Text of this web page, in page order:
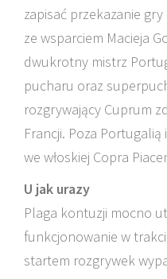
zapisać przekazanie
ze wsparciem Macieja
dwukrotny mistrz
pucharu oraz
rozgrywający Cuprum
Francji. Poza Portugalią
we włoskiej Copra
U jak urazy
Plaga kontuzji mocno
funkcjonowanie w
startem rozgrywek